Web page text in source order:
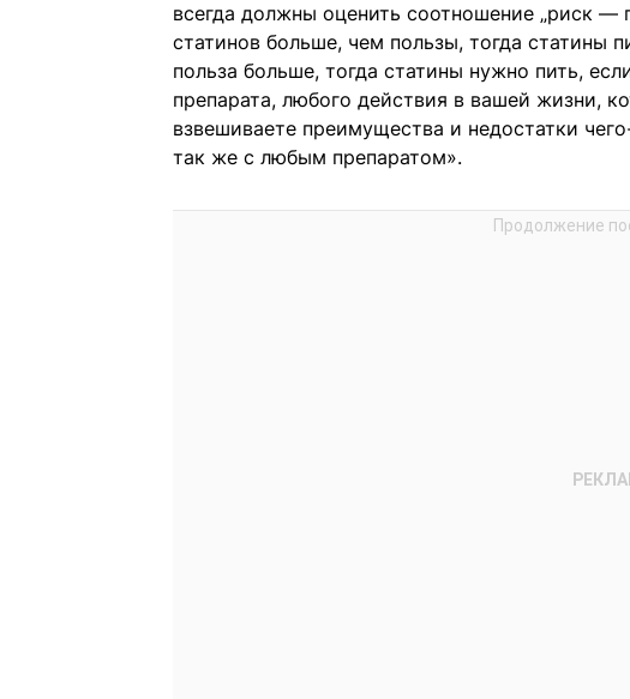
всегда должны оценить соотношение „риск —
статинов больше, чем пользы, тогда статины
польза больше, тогда статины нужно пить,
препарата, любого действия в вашей жизни,
взвешиваете преимущества и недостатки
так же с любым препаратом».